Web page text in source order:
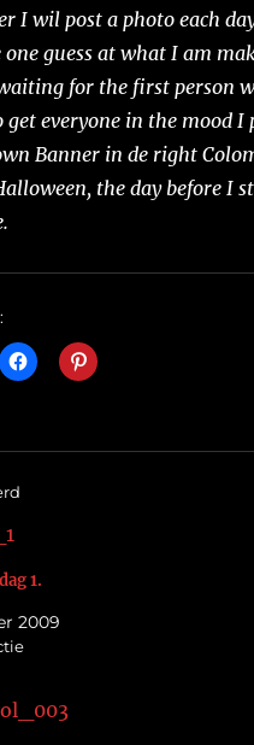
I wil post a photo each
one guess at what I am
for the first person
get everyone in the mood I
Banner in de right
the day before I
1.
2009